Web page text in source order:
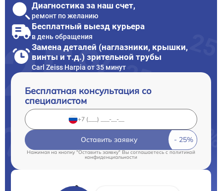
Диагностика за наш счет,
ремонт по желанию
Бесплатный выезд курьера
в день обращения
Замена деталей (наглазники, крышки,
винты и т.д.) зрительной трубы
Carl Zeiss Harpia от 35 минут
Бесплатная консультация со
специалистом
Оставить заявку
Нажимая на кнопку "Оставить заявку" Вы соглашаетесь cполитикой
конфиденциальности